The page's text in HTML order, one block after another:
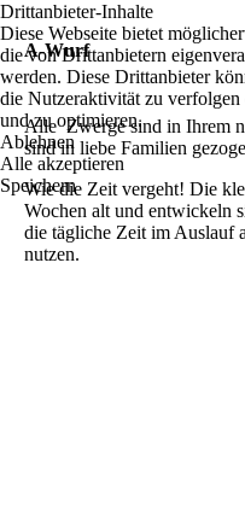
A-Wurf
Alle Zwerge sind in Ihrem
sind in liebe Familien
Wie die Zeit vergeht! Die
Wochen alt und entwickeln
die tägliche Zeit im Auslauf
nutzen.
Drittanbieter-Inhalte
Diese Webseite bietet
die von Drittanbietern
werden. Diese Drittanbieter
die Nutzeraktivität zu verfolgen
und zu optimieren.
Ablehnen
Alle akzeptieren
Speichern